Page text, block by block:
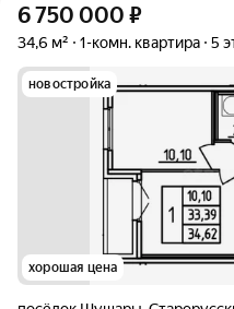
6 750 000 ₽
34,6 м² 1-комн. квартира 5
новостройка
хорошая цена